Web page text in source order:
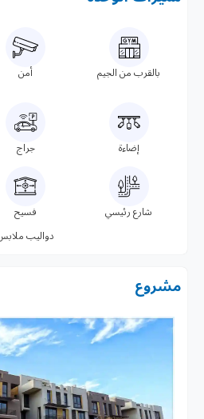
بالقرب من الجيم أمن
إضاءة جراج
شارع رئيسي فسيح
دواليب
مشروع